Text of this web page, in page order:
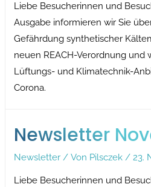
Liebe Besucherinnen und
Ausgabe informieren wir Sie
Gefährdung synthetischer
neuen REACH-Verordnung und
Lüftungs- und Klimatechnik-
Corona.
Newsletter
Newsletter / Von Pilsczek / 23.
Liebe Besucherinnen und